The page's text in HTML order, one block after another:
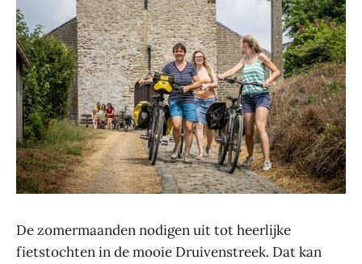
De zomermaanden nodigen uit tot heerlijke
fietstochten in de mooie Druivenstreek. Dat kan